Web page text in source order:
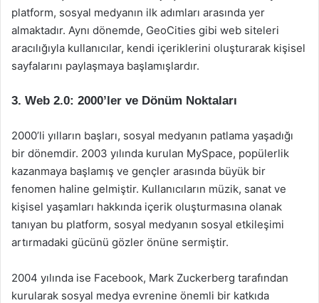
platform, sosyal medyanın ilk adımları arasında yer
almaktadır. Aynı dönemde, GeoCities gibi web siteleri
aracılığıyla kullanıcılar, kendi içeriklerini oluşturarak kişisel
sayfalarını paylaşmaya başlamışlardır.
3. Web 2.0: 2000’ler ve Dönüm Noktaları
2000’li yılların başları, sosyal medyanın patlama yaşadığı
bir dönemdir. 2003 yılında kurulan MySpace, popülerlik
kazanmaya başlamış ve gençler arasında büyük bir
fenomen haline gelmiştir. Kullanıcıların müzik, sanat ve
kişisel yaşamları hakkında içerik oluşturmasına olanak
tanıyan bu platform, sosyal medyanın sosyal etkileşimi
artırmadaki gücünü gözler önüne sermiştir.
2004 yılında ise Facebook, Mark Zuckerberg tarafından
kurularak sosyal medya evrenine önemli bir katkıda